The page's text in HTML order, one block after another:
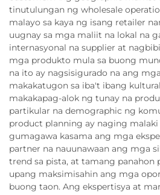
tinutulungan ng wholesale
malayo sa kaya ng isang retailer
uugnay sa mga maliit na lokal na
internasyonal na supplier at
mga produkto mula sa buong
na ito ay nagsisigurado na ang
makakatugon sa iba't ibang
makakapag-alok ng tunay na
partikular na demographic ng
product planning ay naging
gumagawa kasama ang mga
partner na nauunawaan ang mga
trend sa pista, at tamang panahon
upang maksimisahin ang mga
buong taon. Ang ekspertisya at